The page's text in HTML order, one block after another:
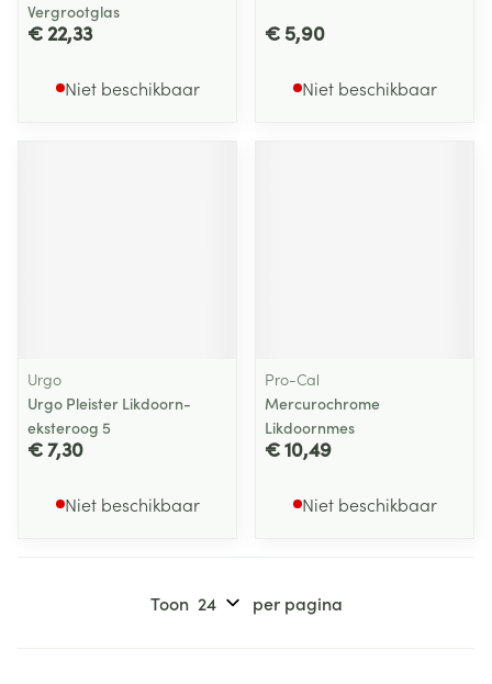
Vergrootglas
€ 22,33
Niet beschikbaar
€ 5,90
Niet beschikbaar
Urgo
Urgo Pleister Likdoorn-
eksteroog 5
€ 7,30
Niet beschikbaar
Pro-Cal
Mercurochrome
Likdoornmes
€ 10,49
Niet beschikbaar
Toon per pagina